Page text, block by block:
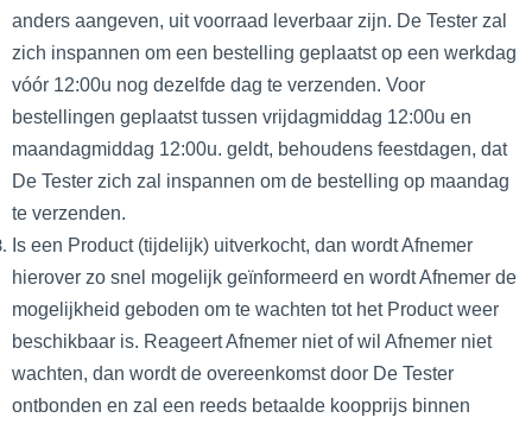
anders aangeven, uit voorraad leverbaar zijn. De Tester zal
zich inspannen om een bestelling geplaatst op een werkdag
vóór 12:00u nog dezelfde dag te verzenden. Voor
bestellingen geplaatst tussen vrijdagmiddag 12:00u en
maandagmiddag 12:00u. geldt, behoudens feestdagen, dat
De Tester zich zal inspannen om de bestelling op maandag
te verzenden.
Is een Product (tijdelijk) uitverkocht, dan wordt Afnemer
hierover zo snel mogelijk geïnformeerd en wordt Afnemer de
mogelijkheid geboden om te wachten tot het Product weer
beschikbaar is. Reageert Afnemer niet of wil Afnemer niet
wachten, dan wordt de overeenkomst door De Tester
ontbonden en zal een reeds betaalde koopprijs binnen